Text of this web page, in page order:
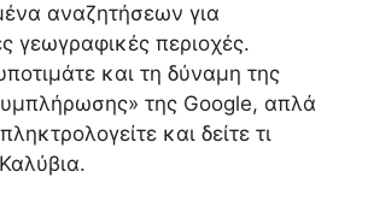
αναζητήσεων για
γεωγραφικές περιοχές.
και τη δύναμη της
της Google, απλά
και δείτε τι